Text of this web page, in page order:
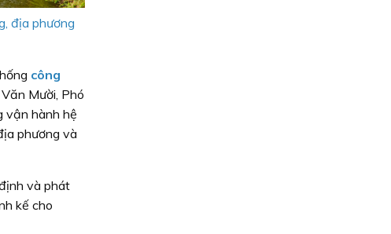
địa phương
công
Mười, Phó
vận hành hệ
phương và
và phát
kế cho